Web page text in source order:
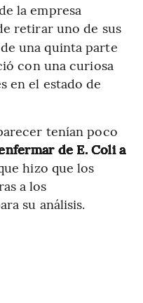
la empresa
retirar uno de sus
una quinta parte
con una curiosa
en el estado de
tenían poco
de E. Coli a
hizo que los
a los
su análisis.